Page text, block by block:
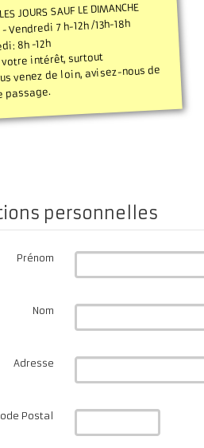
JOURS SAUF LE DIMANCHE
Vendredi 7 h-12h /13h-18h
8h -12h
votre intérêt, surtout
venez de loin, avisez-nous de
passage.
personnelles
Prénom
Nom
Adresse
Postal